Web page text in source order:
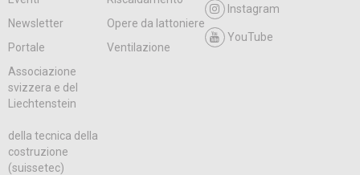
Newsletter
Opere da lattoniere
Portale
Ventilazione
Instagram
YouTube
Associazione
svizzera e del
Liechtenstein
della tecnica della
costruzione
(suissetec)